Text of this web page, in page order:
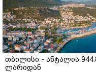
თბილისი - ანტალია
ლარიდან